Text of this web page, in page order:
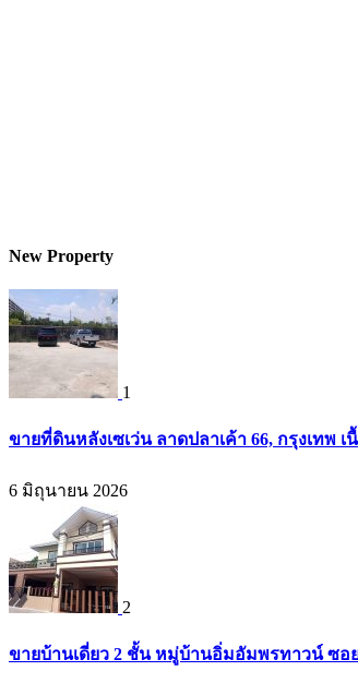
New Property
1
ขายที่ดินหลังเซเว่น ลาดปลาเค้า 66, กรุงเทพ
6 มิถุนายน 2026
2
ขายบ้านเดี่ยว 2 ชั้น หมู่บ้านอิ่มอัมพรทาวน์ ซอย